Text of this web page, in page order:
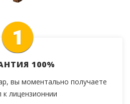
100%
вы моментально получаете
к лицензионнии